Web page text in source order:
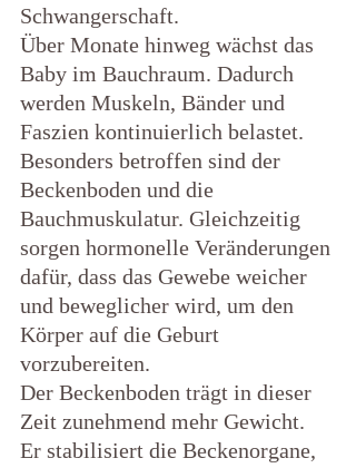
Schwangerschaft.
Über Monate hinweg wächst das
Baby im Bauchraum. Dadurch
werden Muskeln, Bänder und
Faszien kontinuierlich belastet.
Besonders betroffen sind der
Beckenboden und die
Bauchmuskulatur. Gleichzeitig
sorgen hormonelle Veränderungen
dafür, dass das Gewebe weicher
und beweglicher wird, um den
Körper auf die Geburt
vorzubereiten.
Der Beckenboden trägt in dieser
Zeit zunehmend mehr Gewicht.
Er stabilisiert die Beckenorgane,